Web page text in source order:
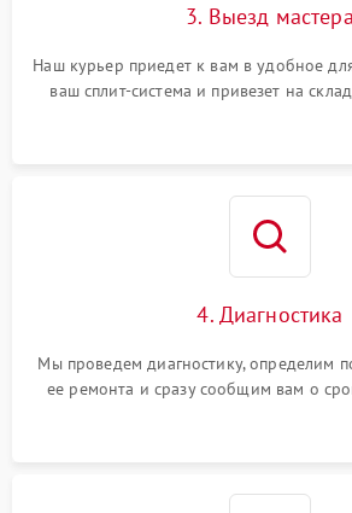
3. Выезд мастера
Наш курьер приедет к вам в удобное
ваш сплит-система и привезет на
4. Диагностика
Мы проведем диагностику, определим
ее ремонта и сразу сообщим вам о